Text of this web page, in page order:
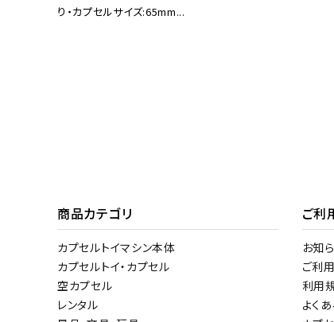
り・カプセルサイズ:65mm...
商品カテゴリ
カプセルトイマシン本体
カプセルトイ・カプセル
空カプセル
レンタル
ご利
お知
ご利
利用
よく